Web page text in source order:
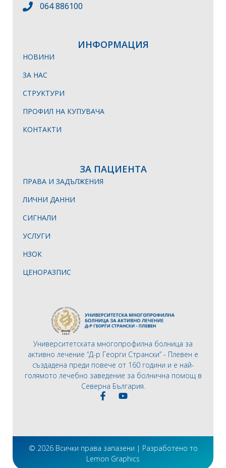
Университетската многопрофилна болница за
активно лечение “Д-р Георги Странски” - Плевен е
създадена преди повече от 160 години и е най-
голямото лечебно заведение за болнична помощ в
Северна България.
ИНФОРМАЦИЯ
НОВИНИ
ЗА НАС
СТРУКТУРИ
ПРОФИЛ НА КУПУВАЧА
КОНТАКТИ
ЗА ПАЦИЕНТА
ПРАВА И ЗАДЪЛЖЕНИЯ
ЛИЧНИ ДАННИ
СИГНАЛИ
УСЛУГИ
НЗОК
ЦЕНОРАЗПИС
064 886100
© 2026 Всички права запазени | Разработено то
Lemon Graphics